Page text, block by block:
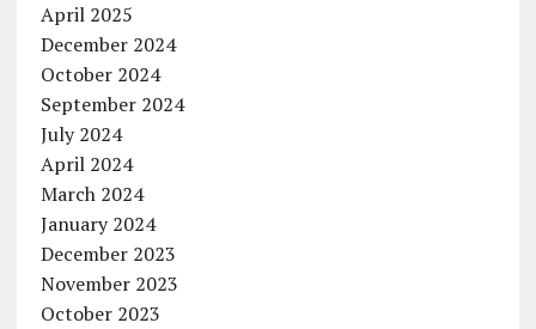
April 2025
December 2024
October 2024
September 2024
July 2024
April 2024
March 2024
January 2024
December 2023
November 2023
October 2023